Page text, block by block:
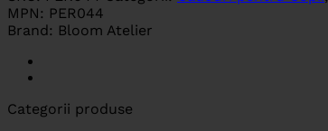
MPN: PER044
Brand: Bloom Atelier
Categorii produse